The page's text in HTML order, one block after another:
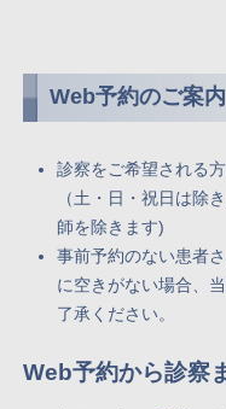
Web予約のご案内
診察をご希望される
（土・日・祝日は除
師を除きます)
事前予約のない患者
に空きがない場合、
了承ください。
Web予約から診察